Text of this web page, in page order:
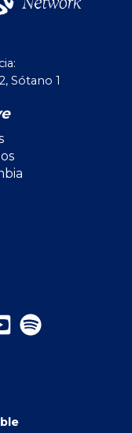
Sótano 1